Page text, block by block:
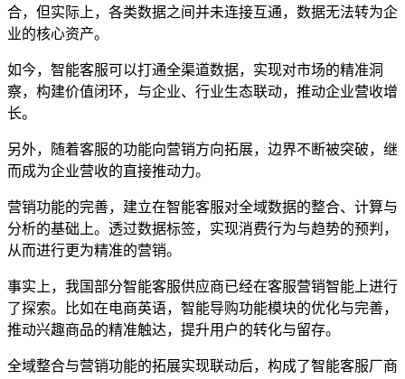
合，但实际上，各类数据之间并未连接互通，数据无法转为企
业的核心资产。
如今，智能客服可以打通全渠道数据，实现对市场的精准洞
察，构建价值闭环，与企业、行业生态联动，推动企业营收增
长。
另外，随着客服的功能向营销方向拓展，边界不断被突破，继
而成为企业营收的直接推动力。
营销功能的完善，建立在智能客服对全域数据的整合、计算与
分析的基础上。透过数据标签，实现消费行为与趋势的预判，
从而进行更为精准的营销。
事实上，我国部分智能客服供应商已经在客服营销智能上进行
了探索。比如在电商英语，智能导购功能模块的优化与完善，
推动兴趣商品的精准触达，提升用户的转化与留存。
全域整合与营销功能的拓展实现联动后，构成了智能客服厂商